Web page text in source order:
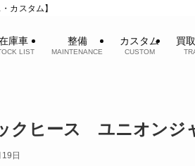
カスタム】
庫車
LIST
整備
MAINTENANCE
カスタム
CUSTOM
買
クヒース ユニオンジ
日